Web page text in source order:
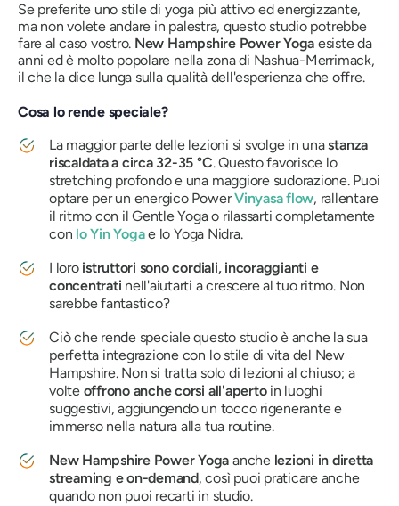
Se preferite uno stile di yoga più attivo ed energizzante,
ma non volete andare in palestra, questo studio potrebbe
fare al caso vostro. New Hampshire Power Yoga esiste da
anni ed è molto popolare nella zona di Nashua-Merrimack,
il che la dice lunga sulla qualità dell'esperienza che offre.
Cosa lo rende speciale?
La maggior parte delle lezioni si svolge in unastanza
riscaldata a circa 32-35 °C. Questo favorisce lo
stretching profondo e una maggiore sudorazione. Puoi
optare per un energico PowerVinyasa flow, rallentare
il ritmo con il Gentle Yoga o rilassarti completamente
con lo Yin Yogae lo Yoga Nidra.
I loro istruttori sono cordiali, incoraggianti e
concentrati nell'aiutarti a crescere al tuo ritmo. Non
sarebbe fantastico?
Ciò che rende speciale questo studio è anche la sua
perfetta integrazione con lo stile di vita del New
Hampshire. Non si tratta solo di lezioni al chiuso; a
volte offrono anche corsi all'apertoin luoghi
suggestivi, aggiungendo un tocco rigenerante e
immerso nella natura alla tua routine.
New Hampshire Power Yoga anche lezioni in diretta
streaming e on-demand, così puoi praticare anche
quando non puoi recarti in studio.